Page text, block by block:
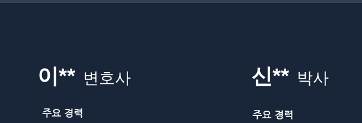
이** 변호사
주요 경력
신** 박사
주요 경력